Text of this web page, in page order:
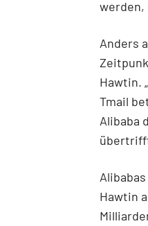
werden,
Anders
Hawtin.
Tmail
Alibaba
Hawtin